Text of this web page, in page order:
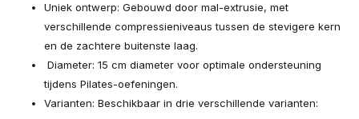
Uniek ontwerp: Gebouwd door mal-extrusie, met
verschillende compressieniveaus tussen de stevigere kern
en de zachtere buitenste laag.
Diameter: 15 cm diameter voor optimale ondersteuning
tijdens Pilates-oefeningen.
Varianten: Beschikbaar in drie verschillende varianten: